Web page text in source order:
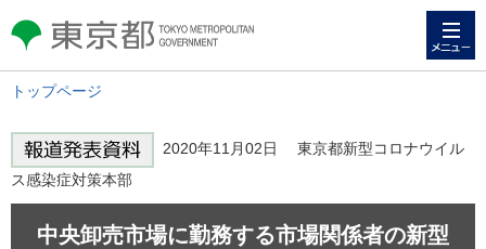
東京都 TOKYO METROPOLITAN
GOVERNMENT
トップページ
2020年11月02日 東京都新型コロナウイル
ス感染症対策本部
中央卸売市場に勤務する市場関係者の新型